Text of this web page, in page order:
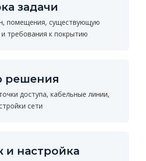
задачи
помещения, существующую
требования к покрытию
решения
доступа, кабельные линии,
сети
и настройка